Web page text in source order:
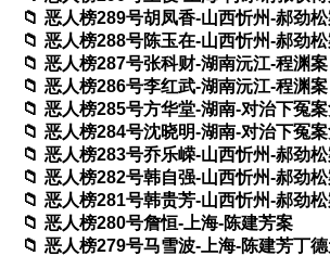
恶人榜289号胡凤香-山西忻州-郝劲
恶人榜288号陈玉在-山西忻州-郝劲
恶人榜287号张科财-湖南沅江-程渊案
恶人榜286号李红武-湖南沅江-程渊案
恶人榜285号方华堂-湖南-对治下冤
恶人榜284号沈晓明-湖南-对治下冤
恶人榜283号乔乐嵘-山西忻州-郝劲
恶人榜282号韩自强-山西忻州-郝劲
恶人榜281号韩贵芳-山西忻州-郝劲
恶人榜280号詹恒-上海-陈建芳案
恶人榜279号马雪波-上海-陈建芳丁